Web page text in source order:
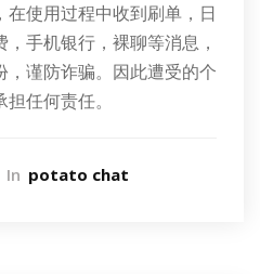
使用过程中收到刷单，日
手机银行，裸聊等消息，
谨防诈骗。因此遭受的个
任何责任。
In potato chat